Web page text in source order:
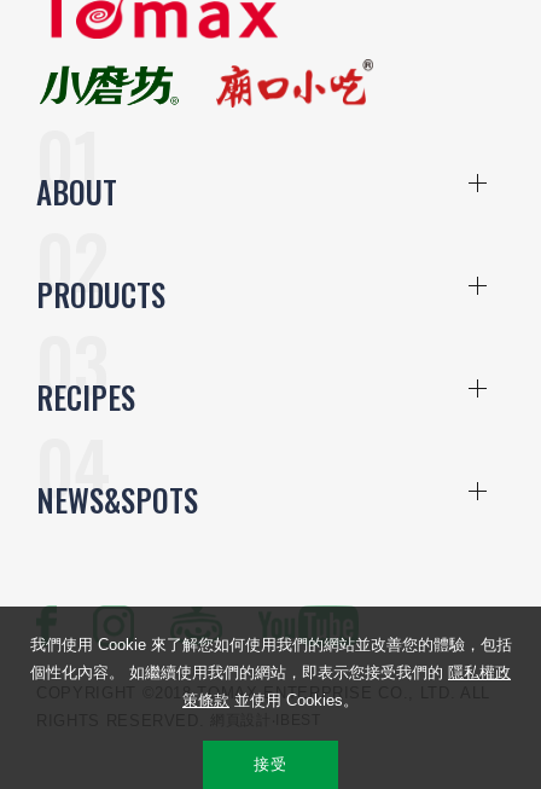
ABOUT
PRODUCTS
RECIPES
NEWS&SPOTS
COPYRIGHT ©2018 TOMAX ENTERPRISE CO., LTD. ALL
我們使用 Cookie 來了解您如何使用我們的網站並改善您的體驗，包括
個性化內容。 如繼續使用我們的網站，即表示您接受我們的 隱私權政
策條款 並使用 Cookies。
接受